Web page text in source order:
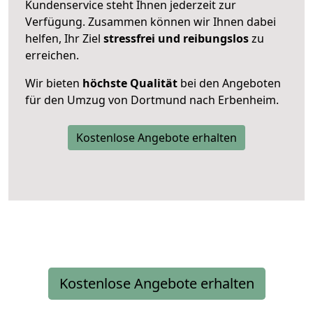
Kundenservice steht Ihnen jederzeit zur
Verfügung. Zusammen können wir Ihnen dabei
helfen, Ihr Ziel stressfrei und reibungsloszu
erreichen.
Wir bieten höchste Qualität bei den Angeboten
für den Umzug von Dortmund nach Erbenheim.
Kostenlose Angebote erhalten
Kostenlose Angebote erhalten